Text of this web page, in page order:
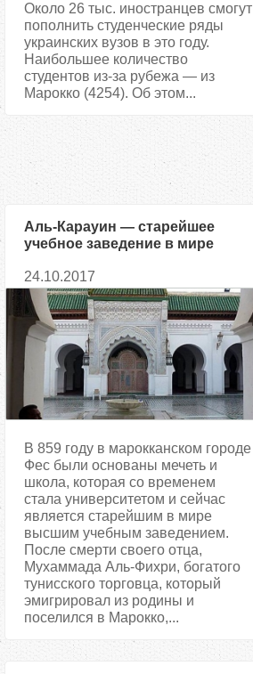
Около 26 тыс. иностранцев смогут
пополнить студенческие ряды
украинских вузов в это году.
Наибольшее количество
студентов из-за рубежа — из
Марокко (4254). Об этом...
Аль-Карауин — старейшее
учебное заведение в мире
24.10.2017
В 859 году в марокканском городе
Фес были основаны мечеть и
школа, которая со временем
стала университетом и сейчас
является старейшим в мире
высшим учебным заведением.
После смерти своего отца,
Мухаммада Аль-Фихри, богатого
тунисского торговца, который
эмигрировал из родины и
поселился в Марокко,...